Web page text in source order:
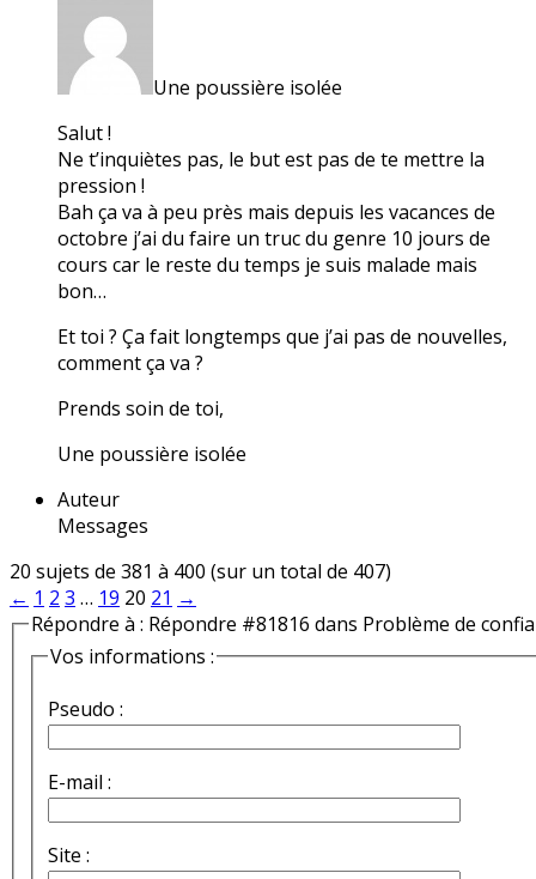
Une poussière isolée
Salut !
Ne t’inquiètes pas, le but est pas de te mettre la
pression !
Bah ça va à peu près mais depuis les vacances de
octobre j’ai du faire un truc du genre 10 jours de
cours car le reste du temps je suis malade mais
bon…
Et toi ? Ça fait longtemps que j’ai pas de nouvelles,
comment ça va ?
Prends soin de toi,
Une poussière isolée
Auteur
Messages
20 sujets de 381 à 400 (sur un total de 407)
← 1 2 3 … 19 20 21 →
Répondre à : Répondre #81816 dans Problème de
Vos informations :
Pseudo :
E-mail :
Site :